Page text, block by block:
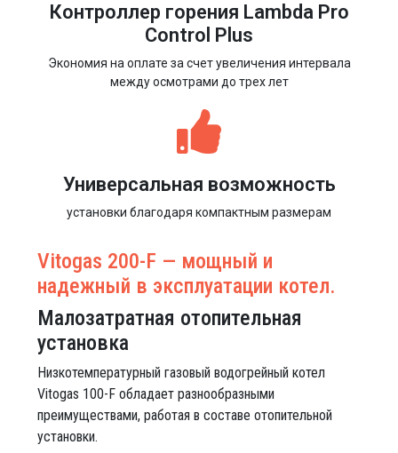
Контроллер горения Lambda Pro
Control Plus
Экономия на оплате за счет увеличения интервала
между осмотрами до трех лет
Универсальная возможность
установки благодаря компактным размерам
Vitogas 200-F — мощный и
надежный в эксплуатации котел.
Малозатратная отопительная
установка
Низкотемпературный газовый водогрейный котел
Vitogas 100-F обладает разнообразными
преимуществами, работая в составе отопительной
установки.